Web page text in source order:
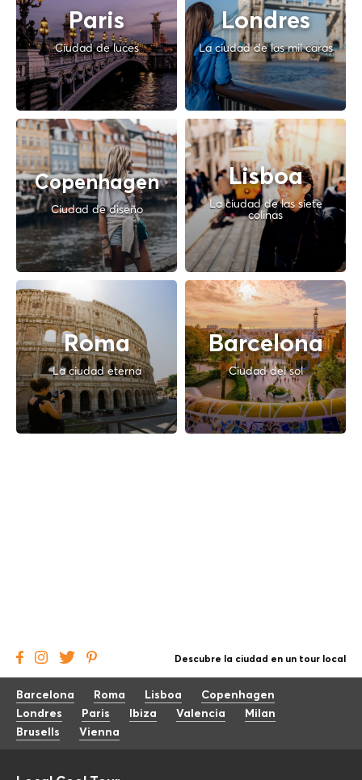
Paris
Ciudad de luces
Londres
La ciudad de las mil caras
Copenhagen
Ciudad de diseño
Lisboa
La ciudad de las siete
colinas
Roma
La ciudad eterna
Barcelona
Ciudad del sol
Descubre la ciudad en un tour local
Barcelona Roma Lisboa
Copenhagen
Londres
Paris Ibiza Valencia
Milan
Brusells
Vienna